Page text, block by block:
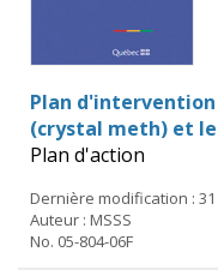
Plan
(crystal meth) et
Plan d'action
Dernière modification :
Auteur : MSSS
No. 05-804-06F